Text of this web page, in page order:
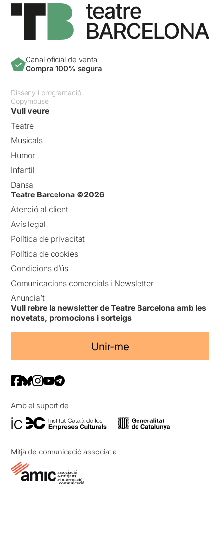
Canal oficial de venta
Compra 100% segura
Disseny i programació:
Copymouse
Vull veure
Teatre
Musicals
Humor
Infantil
Dansa
Teatre Barcelona ©2026
Atenció al client
Avís legal
Política de privacitat
Política de cookies
Condicions d’ús
Comunicacions comercials i Newsletter
Anuncia’t
Vull rebre la newsletter de Teatre Barcelona amb les
novetats, promocions i sorteigs
Unir-me
Amb el suport de
Mitjà de comunicació associat a